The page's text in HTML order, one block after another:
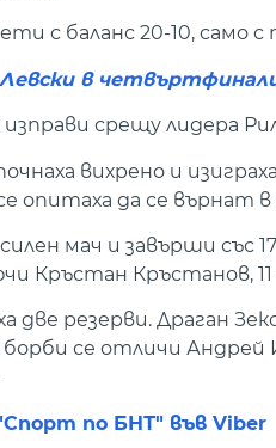
с баланс 20-10, само
в
срещу лидера
вихрено и
опитаха да се върнат
мач и завърши със
Кръстан Кръстанов,
две резерви. Драган
се отличи Андрей
по БНТ" във Viber